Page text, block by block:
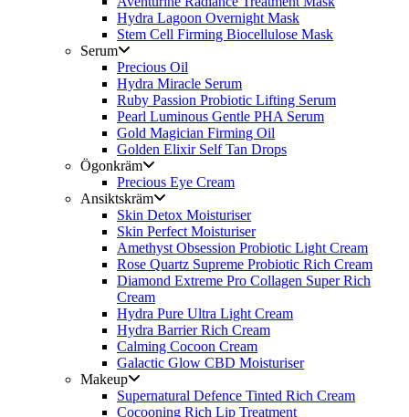
Hydra Lagoon Overnight Mask
Stem Cell Firming Biocellulose Mask
Serum
Precious Oil
Hydra Miracle Serum
Ruby Passion Probiotic Lifting Serum
Pearl Luminous Gentle PHA Serum
Gold Magician Firming Oil
Golden Elixir Self Tan Drops
Ögonkräm
Precious Eye Cream
Ansiktskräm
Skin Detox Moisturiser
Skin Perfect Moisturiser
Amethyst Obsession Probiotic Light Cream
Rose Quartz Supreme Probiotic Rich Cream
Diamond Extreme Pro Collagen Super Rich
Cream
Hydra Pure Ultra Light Cream
Hydra Barrier Rich Cream
Calming Cocoon Cream
Galactic Glow CBD Moisturiser
Makeup
Supernatural Defence Tinted Rich Cream
Cocooning Rich Lip Treatment